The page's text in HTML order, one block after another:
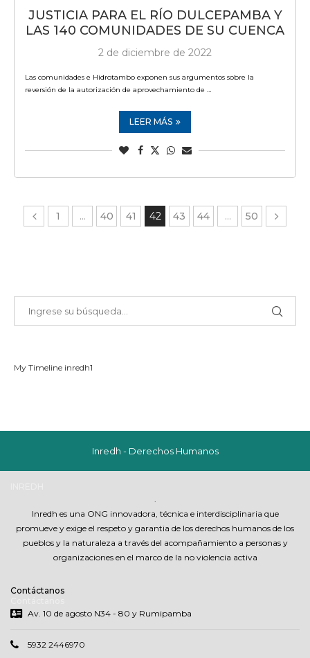
JUSTICIA PARA EL RÍO DULCEPAMBA Y
LAS 140 COMUNIDADES DE SU CUENCA
2 de diciembre de 2022
Las comunidades e Hidrotambo exponen sus argumentos sobre la
reversión de la autorización de aprovechamiento de …
LEER MÁS
1 … 40 41 42 43 44 … 50
My Timeline inredh1
Inredh - Derechos Humanos
.
Inredh es una ONG innovadora, técnica e interdisciplinaria que
promueve y exige el respeto y garantia de los derechos humanos de los
pueblos y la naturaleza a través del acompañamiento a personas y
organizaciones en el marco de la no violencia activa
Contáctanos
Av. 10 de agosto N34 - 80 y Rumipamba
5932 2446970